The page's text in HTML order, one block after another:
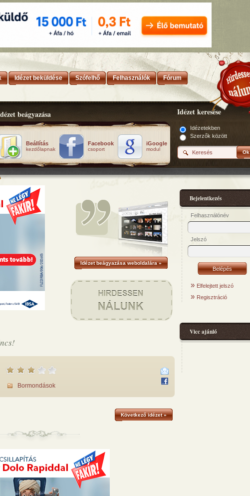
Idézet beküldése Szófelhő Felhasználók Fórum
beágyazása
Beállítás
kezdőlapnak
Facebook
csoport
iGoogle
modul
Idézet keresése
Idézetekben
Szerzők között
Ok
Idézet beágyazása weboldalára »
Bormondások
Következő idézet »
Bejelentkezés
Felhasználónév
Jelszó
» Elfelejtett jelszó
» Regisztráció
Vicc ajánló